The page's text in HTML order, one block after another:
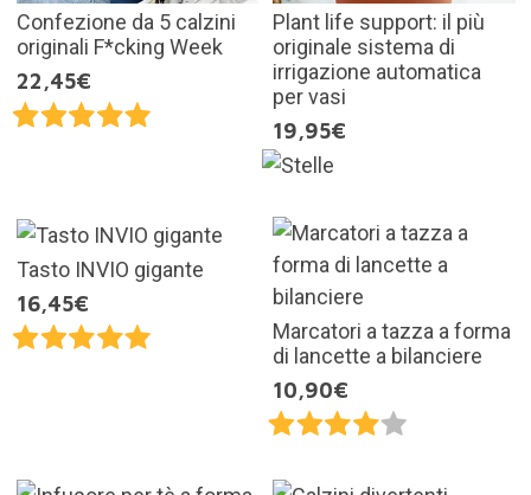
Confezione da 5 calzini
originali F*cking Week
22,45€
Plant life support: il più
originale sistema di
irrigazione automatica
per vasi
19,95€
Tasto INVIO gigante
16,45€
Marcatori a tazza a forma
di lancette a bilanciere
10,90€